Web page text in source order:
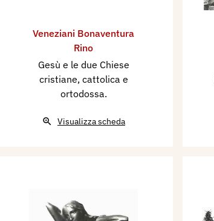
Veneziani Bonaventura
Rino
Gesù e le due Chiese
cristiane, cattolica e
ortodossa.
Visualizza scheda